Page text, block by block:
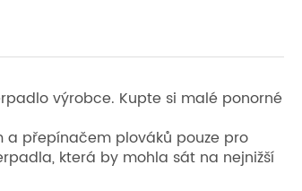
výrobce. Kupte si malé ponorné
přepínačem plováků pouze pro
která by mohla sát na nejnižší